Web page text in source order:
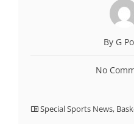
By G
No
Special Sports News,